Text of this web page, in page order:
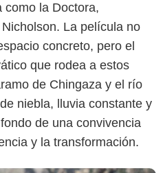
como la Doctora,
La película no
concreto, pero el
que rodea a estos
de Chingaza y el río
niebla, lluvia constante y
de una convivencia
y la transformación.
Guide